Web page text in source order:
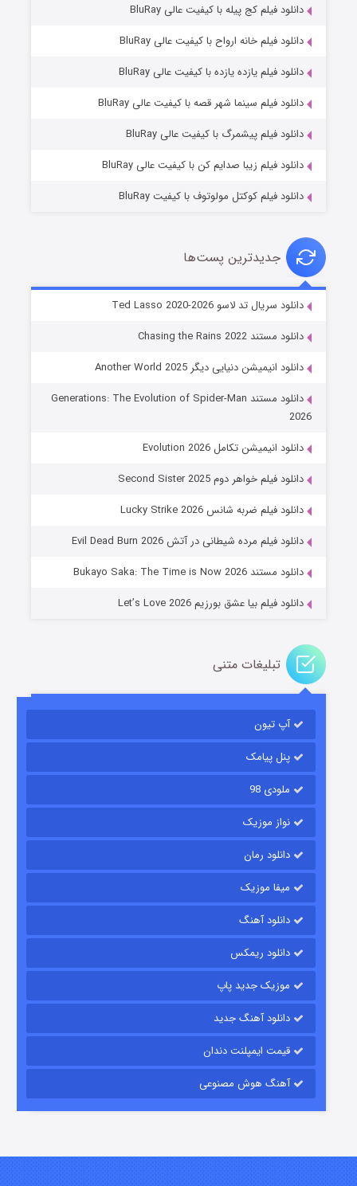
خاندان اژدها فصل ۳
جادوگری در مغولستان
باب اسفنجی فصل ۱۷
قسمت۶ (زیرنویس) منتشر شد
قسمت۱۵ (دوبله) منتشر شد
دانلود فیلم کج‌ پیله با کیفیت عالی BluRay
دانلود فیلم خانه ارواح با کیفیت عالی BluRay
دانلود فیلم یازده یازده با کیفیت عالی BluRay
دانلود فیلم سینما شهر قصه با کیفیت عالی BluRay
دانلود فیلم پیشمرگ با کیفیت عالی BluRay
دانلود فیلم زیبا صدایم کن با کیفیت عالی BluRay
دانلود فیلم کوکتل مولوتوف با کیفیت BluRay
جدیدترین پست‌ها
دانلود سریال تد لاسو Ted Lasso 2020-2026
دانلود مستند Chasing the Rains 2022
دانلود انیمیشن دنیایی دیگر Another World 2025
دانلود مستند Generations: The Evolution of Spider-Man
2026
دانلود انیمیشن تکامل Evolution 2026
دانلود فیلم خواهر دوم Second Sister 2025
دانلود فیلم ضربه شانس Lucky Strike 2026
دانلود فیلم مرده شیطانی در آتش Evil Dead Burn 2026
دانلود مستند Bukayo Saka: The Time is Now 2026
دانلود فیلم بیا عشق بورزیم Let’s Love 2026
تبلیغات متنی
آپ تیون
پنل پیامک
ملودی 98
نواز موزیک
دانلود رمان
میفا موزیک
دانلود آهنگ
دانلود ریمکس
موزیک جدید پاپ
دانلود آهنگ جدید
قیمت ایمپلنت دندان
آهنگ هوش مصنوعی